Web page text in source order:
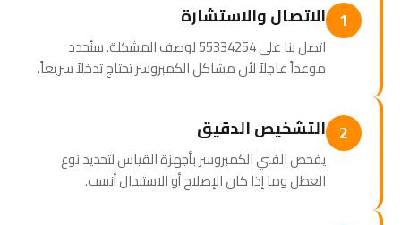
1 الاتصال والاستشارة
اتصل بنا على 55334254 لوصف المشكلة. سنُحدد
موعداً عاجلاً لأن مشاكل الكمبروسر تحتاج تدخلاً سريعاً.
2 التشخيص الدقيق
يفحص الفني الكمبروسر بأجهزة القياس لتحديد نوع
العطل وما إذا كان الإصلاح أو الاستبدال أنسب.